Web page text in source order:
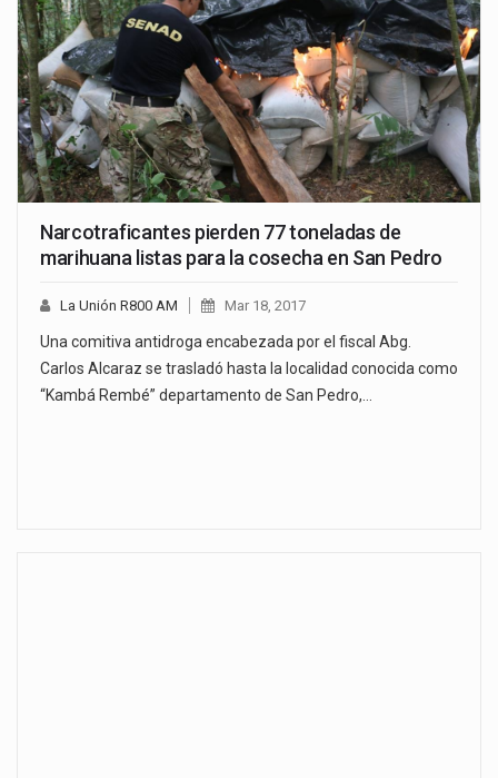
Narcotraficantes pierden 77 toneladas de
marihuana listas para la cosecha en San Pedro
La Unión R800 AM Mar 18, 2017
Una comitiva antidroga encabezada por el fiscal Abg.
Carlos Alcaraz se trasladó hasta la localidad conocida como
“Kambá Rembé” departamento de San Pedro,…